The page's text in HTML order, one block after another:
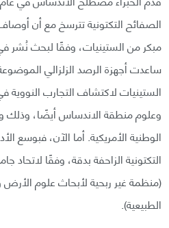
الصفائح التكتونية تترسخ مع أن
ساعدت أجهزة الرصد الزلزالي
الستينيات لاكتشاف التجارب النووية
وعلوم منطقة الاندساس أيضًا، وذلك
الوطنية الأمريكية. أما الآن، فبوسع
(منظمة غير ربحية لأبحاث علوم
الطبيعية).